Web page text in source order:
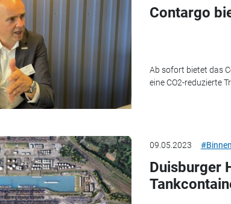
Contargo
Ab sofort bietet das
eine CO2-reduzierte
09.05.2023
Duisburger